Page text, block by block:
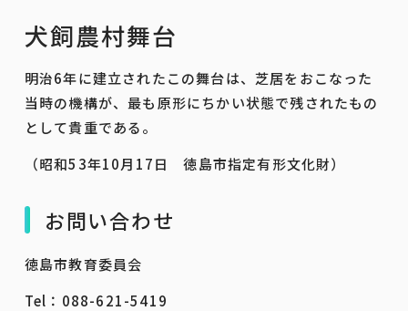
犬飼農村舞台
明治6年に建立されたこの舞台は、芝居をおこなった
当時の機構が、最も原形にちかい状態で残されたもの
として貴重である。
（昭和53年10月17日 徳島市指定有形文化財）
お問い合わせ
徳島市教育委員会
​Tel：088-621-5419